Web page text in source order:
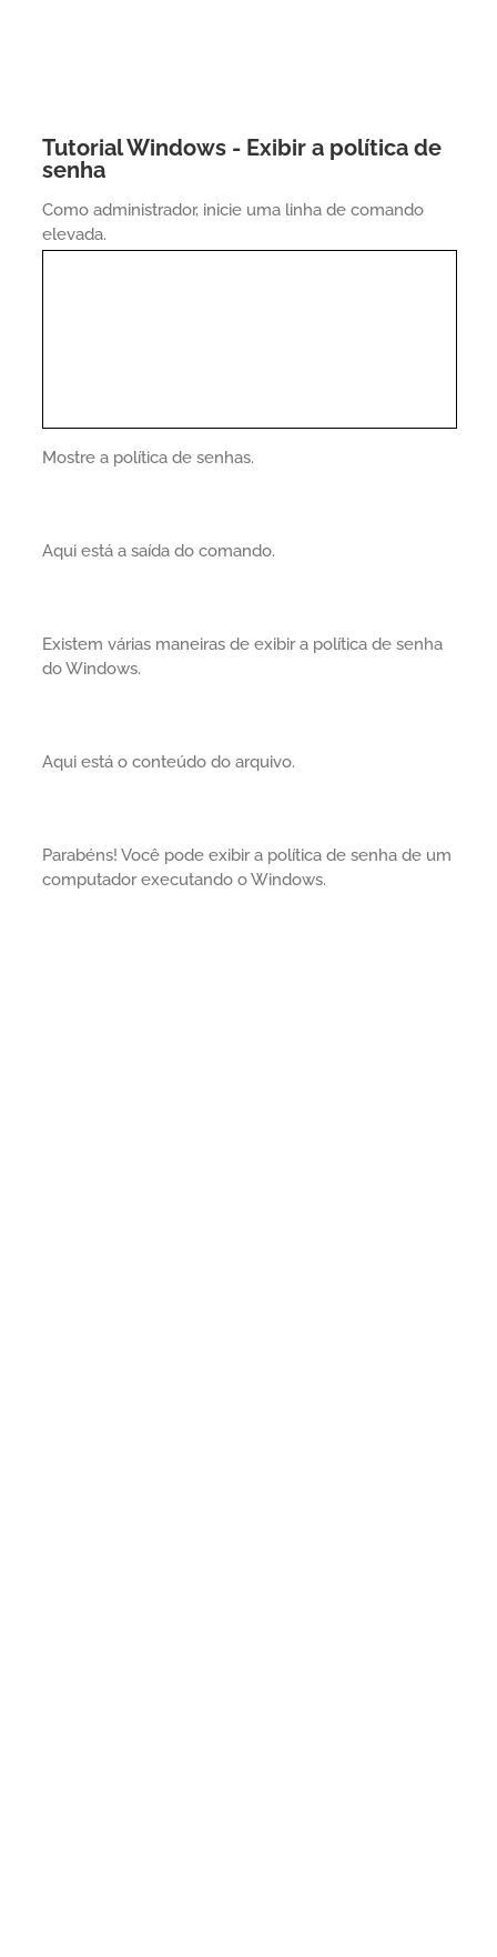
Tutorial Windows - Exibir a política de
senha
Como administrador, inicie uma linha de comando
elevada.
Mostre a política de senhas.
Aqui está a saída do comando.
Existem várias maneiras de exibir a política de senha
do Windows.
Aqui está o conteúdo do arquivo.
Parabéns! Você pode exibir a política de senha de um
computador executando o Windows.